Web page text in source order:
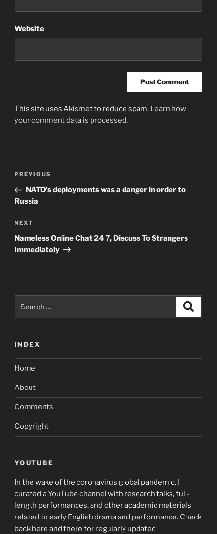
Website
This site uses Akismet to reduce spam. Learn how
your comment data is processed.
Previous
Post
PREVIOUS
NATO’s deployments was a danger in order to
Russia
Next
Post
NEXT
Nameless Online Chat 24 7, Discuss To Strangers
Immediately
for:
INDEX
Home
About
Comments
Copyright
YOUTUBE
In the wake of the coronavirus global pandemic, I
curated aYouTube channel with research talks, full-
length performances, and other academic materials
related to early English drama and performance. Check
back here and there for regularly updated